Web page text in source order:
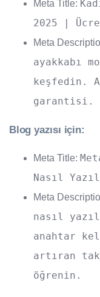
Meta Title:
2025 |
Meta
ayakkabı
keşfedin.
garantisi.
Blog yazısı için:
Meta Title:
Nasıl
Meta
nasıl
anahtar
artıran
öğrenin.